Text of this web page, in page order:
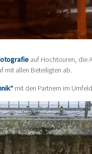
auf Hochtouren, die
mit allen Beteiligten ab.
mit den Partnern im